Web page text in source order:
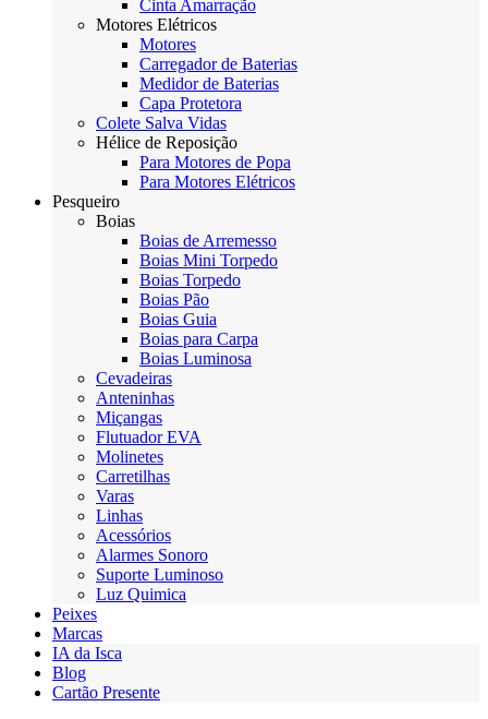
Cinta Amarração
Motores Elétricos
Motores
Carregador de Baterias
Medidor de Baterias
Capa Protetora
Colete Salva Vidas
Hélice de Reposição
Para Motores de Popa
Para Motores Elétricos
Pesqueiro
Boias
Boias de Arremesso
Boias Mini Torpedo
Boias Torpedo
Boias Pão
Boias Guia
Boias para Carpa
Boias Luminosa
Cevadeiras
Anteninhas
Miçangas
Flutuador EVA
Molinetes
Carretilhas
Varas
Linhas
Acessórios
Alarmes Sonoro
Suporte Luminoso
Luz Quimica
Peixes
Marcas
IA da Isca
Blog
Cartão Presente